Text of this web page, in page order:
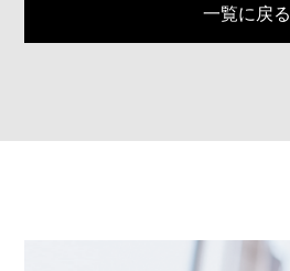
一覧に戻る